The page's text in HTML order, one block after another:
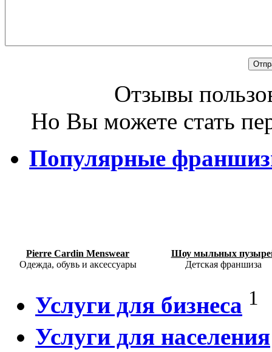
Отзывы
Но Вы можете стать
Популярные
Pierre Cardin Menswear
Одежда, обувь и аксессуары
Шоу мыльных
Детская франшиза
Услуги для бизнеса 1
Услуги для населения